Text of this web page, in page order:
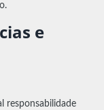
e
responsabilidade